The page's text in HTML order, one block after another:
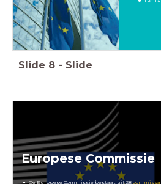
Slide 8 - Slide
Europese Commissie
De Europese Commissie bestaat uit 28